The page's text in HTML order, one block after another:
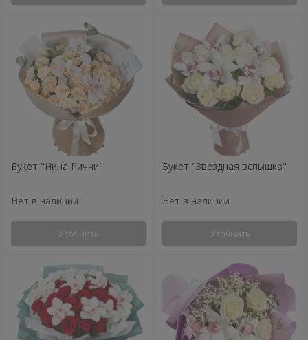
Букет "Нина Риччи"
Нет в наличии
Уточнить
Букет "Звездная вспышка"
Нет в наличии
Уточнить